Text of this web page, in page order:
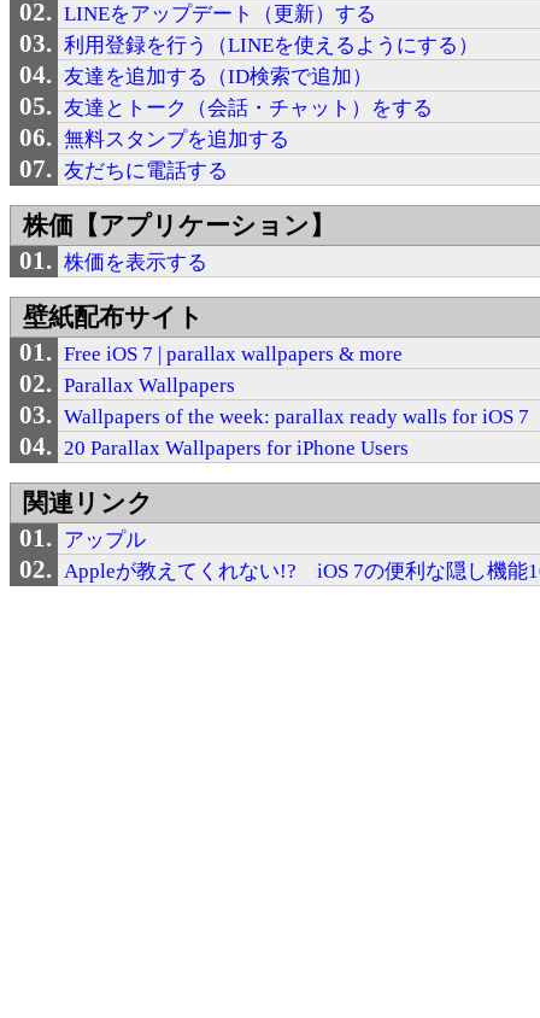
LINEをアップデート（更新）する
利用登録を行う（LINEを使えるようにする）
友達を追加する（ID検索で追加）
友達とトーク（会話・チャット）をする
無料スタンプを追加する
友だちに電話する
株価【アプリケーション】
株価を表示する
壁紙配布サイト
Free iOS 7 | parallax wallpapers & more
Parallax Wallpapers
Wallpapers of the week: parallax ready walls for iOS 7
20 Parallax Wallpapers for iPhone Users
関連リンク
アップル
Appleが教えてくれない!? iOS 7の便利な隠し機能